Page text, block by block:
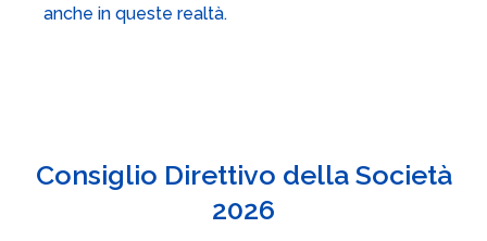
anche in queste realtà.
Consiglio Direttivo della Società
2026